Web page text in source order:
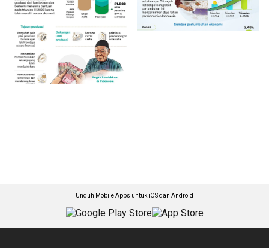
Unduh Mobile Apps untuk iOS dan Android